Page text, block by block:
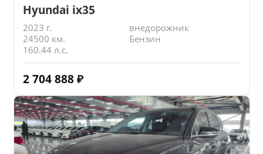
Hyundai ix35
2023 г.
внедорожник
24500 км.
Бензин
160.44 л.с.
2 704 888 ₽